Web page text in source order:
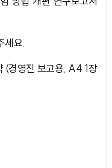
세요.
(경영진 보고용, A4 1장